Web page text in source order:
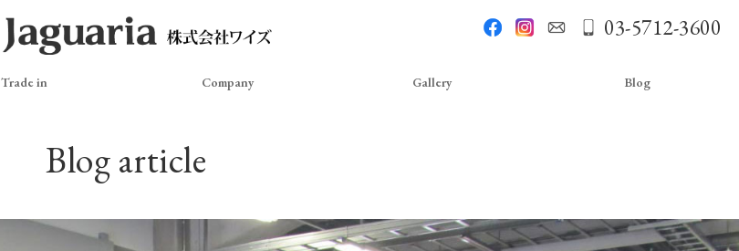
Trade in Company Gallery Blog
Blog article
03-5712-3600